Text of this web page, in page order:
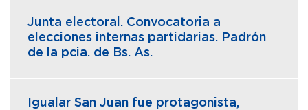
Junta electoral. Convocatoria a
elecciones internas partidarias. Padrón
de la pcia. de Bs. As.
Igualar San Juan fue protagonista,